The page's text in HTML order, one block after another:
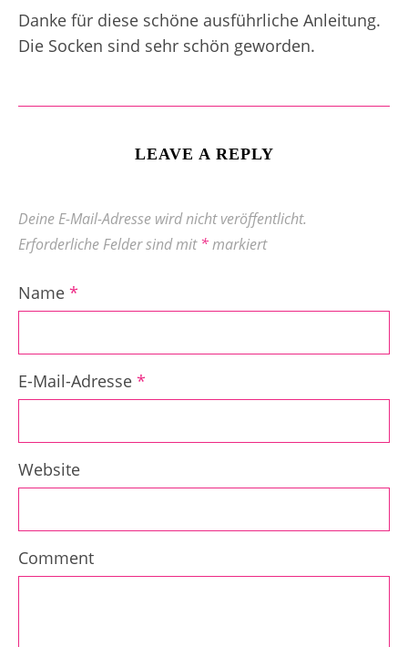
Danke für diese schöne ausführliche Anleitung.
Die Socken sind sehr schön geworden.
LEAVE A REPLY
Deine E-Mail-Adresse wird nicht veröffentlicht.
Erforderliche Felder sind mit*markiert
Name *
E-Mail-Adresse *
Website
Comment